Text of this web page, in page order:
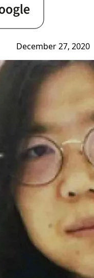
December 27, 2020